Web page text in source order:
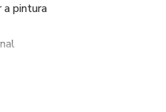
a pintura
correção de pintura